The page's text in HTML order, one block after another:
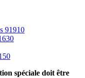
91910
spéciale doit être